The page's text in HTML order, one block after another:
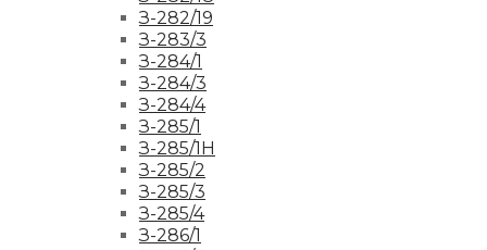
З-282/19
З-283/3
З-284/1
З-284/3
З-284/4
З-285/1
З-285/1Н
З-285/2
З-285/3
З-285/4
З-286/1